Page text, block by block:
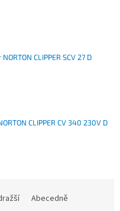
CLIPPER SCV 27 D
CLIPPER CV 340 230V D
Abecedně